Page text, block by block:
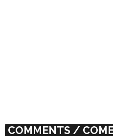
COMMENTS /